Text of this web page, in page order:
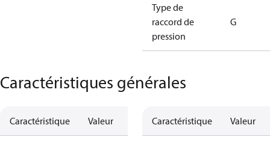
Type de
raccord de
pression
G
Caractéristiques générales
Caractéristique Valeur Caractéristique Valeur